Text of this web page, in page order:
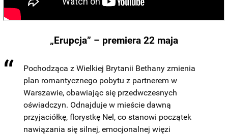
„Erupcja” – premiera 22 maja
Pochodząca z Wielkiej Brytanii Bethany zmienia
plan romantycznego pobytu z partnerem w
Warszawie, obawiając się przedwczesnych
oświadczyn. Odnajduje w mieście dawną
przyjaciółkę, florystkę Nel, co stanowi początek
nawiązania się silnej, emocjonalnej więzi